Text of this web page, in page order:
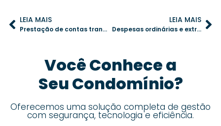
LEIA MAIS
Prestação de contas transparente: tudo que o morador precisa saber
LEIA MAIS
Despesas ordinárias e extraordinárias: planejamento eficiente no condomínio
Você Conhece a
Seu Condomínio?
Oferecemos uma solução completa de gestão
com segurança, tecnologia e eficiência.